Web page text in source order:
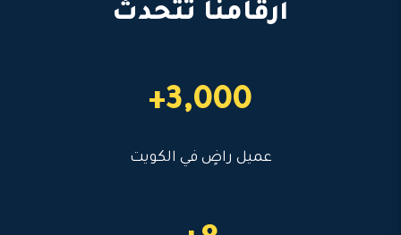
أرقامنا تتحدث
3,000+
عميل راضٍ في الكويت